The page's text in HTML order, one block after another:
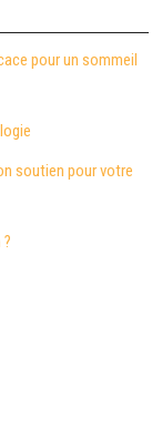
pour un sommeil
soutien pour votre